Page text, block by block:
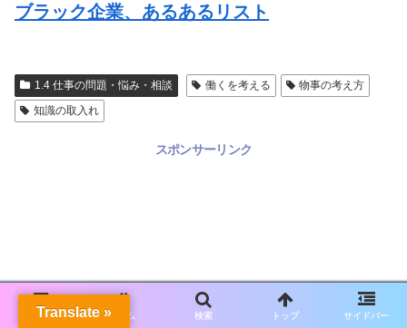
ブラック企業、あるあるリスト
1.4 仕事の問題・悩み・相談 働くを考える
物事の考え方
知識の取入れ
スポンサーリンク
メニュー ホーム 検索 トップ サイドバー
Translate »